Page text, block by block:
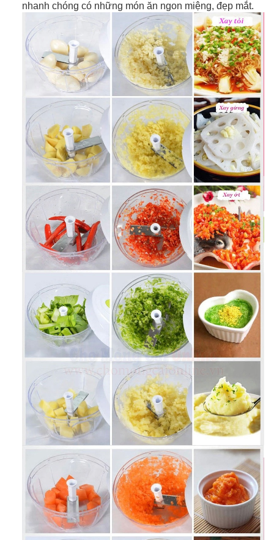
nhanh chóng có những món ăn ngon miệng, đẹp mắt.